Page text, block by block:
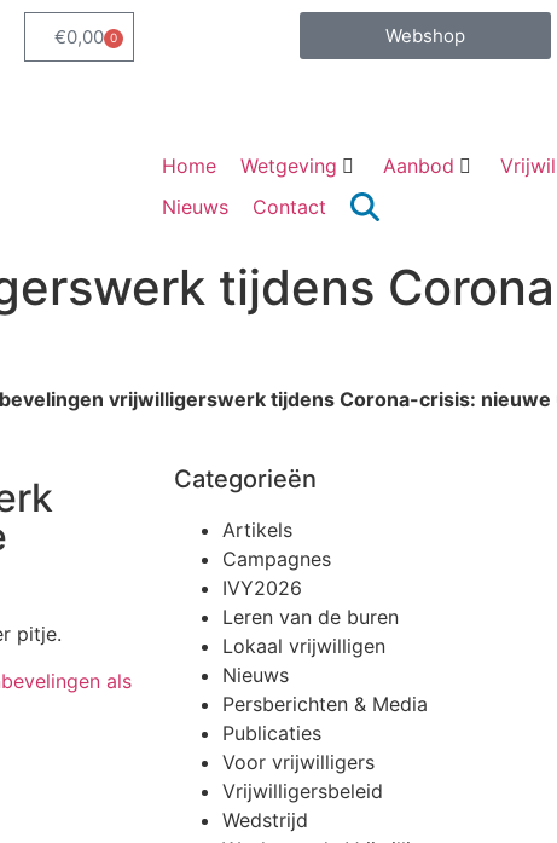
€0,00 0 Webshop
Home Wetgeving Aanbod
Nieuws
Contact
tijdens
vrijwilligerswerk tijdens Corona-crisis: nieuwe
pitje.
als
Categorieën
Artikels
Campagnes
IVY2026
Leren van de buren
Lokaal vrijwilligen
Nieuws
Persberichten & Media
Publicaties
Voor vrijwilligers
Vrijwilligersbeleid
Wedstrijd